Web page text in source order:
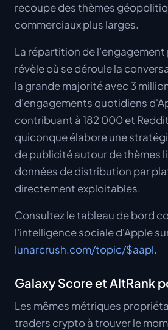
recoupe des thèmes
commerciaux plus larges.
La répartition de
révèle où se déroule la
la grande majorité avec 3
d'engagements quotidiens
contribuant à 182 000 et
quiconque élabore une
de publicité autour de thèmes
données de distribution par
directement exploitables.
Consultez le tableau de bord
l'intelligence sociale d'Apple
lunarcrush.com/topic/$aapl.
Galaxy Score et AltRank
Les mêmes métriques
traders crypto à trouver le